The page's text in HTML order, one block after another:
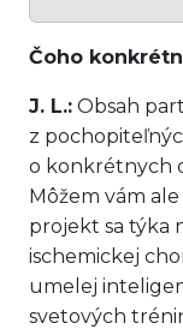
Čoho
J. L.: Obsah
z
o konkrétnych
Môžem vám
projekt sa týka
ischemickej
umelej
svetových